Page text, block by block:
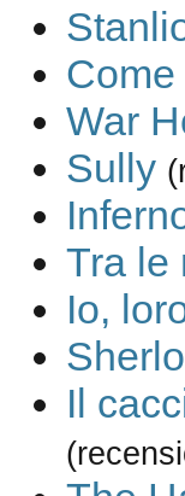
War
Sully
Tra le
Io,
Il